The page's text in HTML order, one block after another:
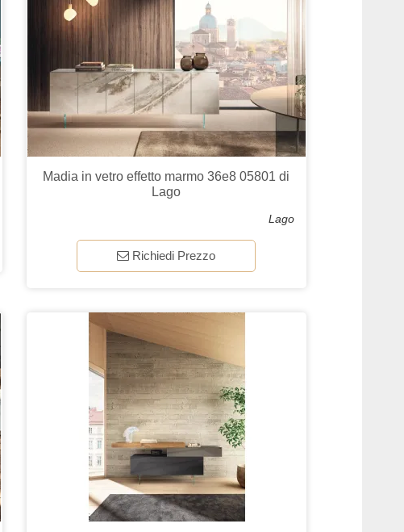
Madia in vetro effetto marmo 36e8 05801 di
Lago
Lago
Richiedi Prezzo